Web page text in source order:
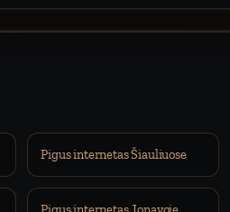
Pigus internetas Šiauliuose